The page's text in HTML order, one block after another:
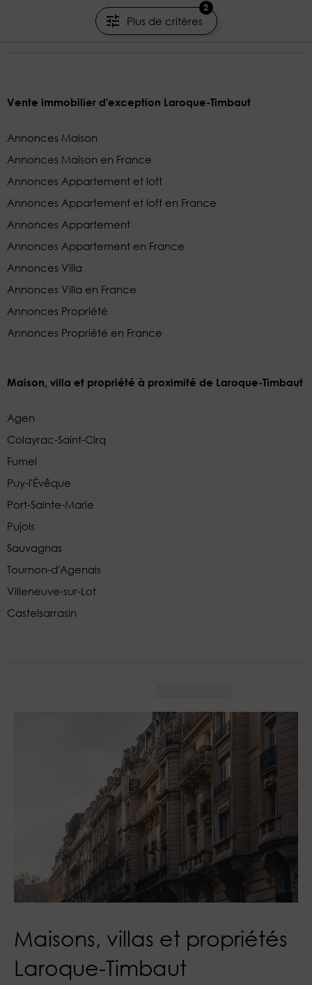
Plus de critères
2
Prestant Perigord
Vente immobilier d'exception Laroque-Timbaut
Annonces Maison
Annonces Maison en France
Annonces Appartement et loft
Annonces Appartement et loft en France
Annonces Appartement
Annonces Appartement en France
Annonces Villa
Annonces Villa en France
Annonces Propriété
Annonces Propriété en France
Maison, villa et propriété à proximité de Laroque-Timbaut
Agen
Colayrac-Saint-Cirq
Fumel
Puy-l'Évêque
Port-Sainte-Marie
Pujols
Sauvagnas
Tournon-d'Agenais
Villeneuve-sur-Lot
Castelsarrasin
Maisons, villas et propriétés
Laroque-Timbaut